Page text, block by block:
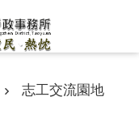
志工交流園地